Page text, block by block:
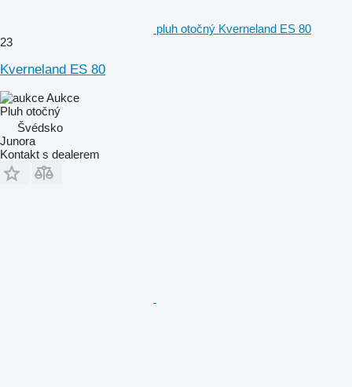
pluh otočný Kverneland ES 80
23
Kverneland ES 80
Aukce
Pluh otočný
Švédsko
Junora
Kontakt s dealerem